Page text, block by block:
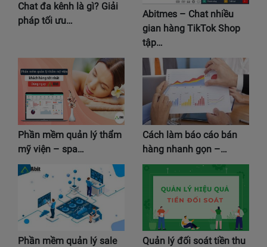
Chat đa kênh là gì? Giải
pháp tối ưu…
Abitmes – Chat nhiều
gian hàng TikTok Shop
tập…
Phần mềm quản lý thẩm
mỹ viện – spa…
Cách làm báo cáo bán
hàng nhanh gọn –…
Phần mềm quản lý sale
Quản lý đối soát tiền thu